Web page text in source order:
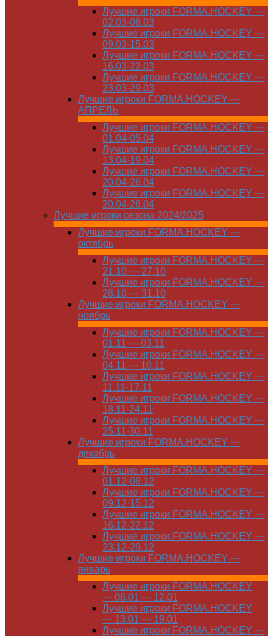
Лучшие игроки FORMA.HOCKEY —
02.03-08.03
Лучшие игроки FORMA.HOCKEY —
09.03-15.03
Лучшие игроки FORMA.HOCKEY —
16.03-22.03
Лучшие игроки FORMA.HOCKEY —
23.03-29.03
Лучшие игроки FORMA.HOCKEY —
АПРЕЛЬ
Лучшие игроки FORMA.HOCKEY —
01.04-05.04
Лучшие игроки FORMA.HOCKEY —
13.04-19.04
Лучшие игроки FORMA.HOCKEY —
20.04-26.04
Лучшие игроки FORMA.HOCKEY —
20.04-26.04
Лучшие игроки сезона 2024/2025
Лучшие игроки FORMA.HOCKEY —
октябрь
Лучшие игроки FORMA.HOCKEY —
21.10 — 27.10
Лучшие игроки FORMA.HOCKEY —
28.10 — 31.10
Лучшие игроки FORMA.HOCKEY —
ноябрь
Лучшие игроки FORMA.HOCKEY —
01.11 — 03.11
Лучшие игроки FORMA.HOCKEY —
04.11 — 10.11
Лучшие игроки FORMA.HOCKEY —
11.11-17.11
Лучшие игроки FORMA.HOCKEY —
18.11-24.11
Лучшие игроки FORMA.HOCKEY —
25.11-30.11
Лучшие игроки FORMA.HOCKEY —
декабрь
Лучшие игроки FORMA.HOCKEY —
01.12-08.12
Лучшие игроки FORMA.HOCKEY —
09.12-15.12
Лучшие игроки FORMA.HOCKEY —
16.12-22.12
Лучшие игроки FORMA.HOCKEY —
23.12-29.12
Лучшие игроки FORMA.HOCKEY —
январь
Лучшие игроки FORMA.HOCKEY
— 06.01 — 12.01
Лучшие игроки FORMA.HOCKEY
— 13.01 — 19.01
Лучшие игроки FORMA.HOCKEY —